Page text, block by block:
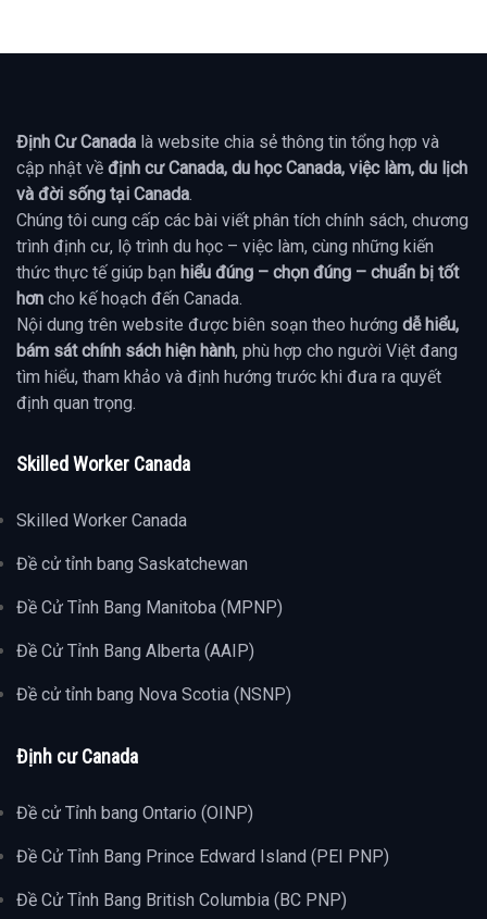
Định Cư Canada là website chia sẻ thông tin tổng hợp và
cập nhật về định cư Canada, du học Canada, việc làm, du lịch
và đời sống tại Canada.
Chúng tôi cung cấp các bài viết phân tích chính sách, chương
trình định cư, lộ trình du học – việc làm, cùng những kiến
thức thực tế giúp bạn hiểu đúng – chọn đúng – chuẩn bị tốt
hơn cho kế hoạch đến Canada.
Nội dung trên website được biên soạn theo hướng dễ hiểu,
bám sát chính sách hiện hành, phù hợp cho người Việt đang
tìm hiểu, tham khảo và định hướng trước khi đưa ra quyết
định quan trọng.
Skilled Worker Canada
Skilled Worker Canada
Đề cử tỉnh bang Saskatchewan
Đề Cử Tỉnh Bang Manitoba (MPNP)
Đề Cử Tỉnh Bang Alberta (AAIP)
Đề cử tỉnh bang Nova Scotia (NSNP)
Định cư Canada
Đề cử Tỉnh bang Ontario (OINP)
Đề Cử Tỉnh Bang Prince Edward Island (PEI PNP)
Đề Cử Tỉnh Bang British Columbia (BC PNP)